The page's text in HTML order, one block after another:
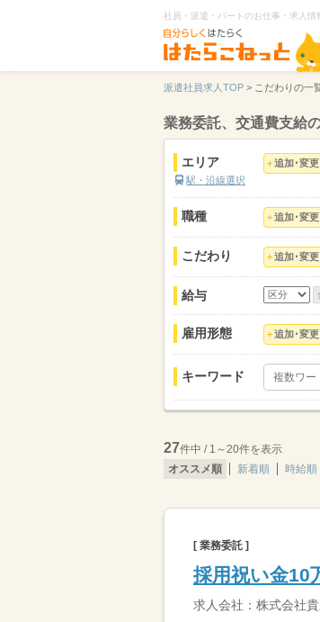
社員・派遣・パートのお仕事・求人情
派遣社員求人TOP > こだわりの一
業務委託、交通費支給
エリア
駅・沿線選択
追加･変更
職種 追加･変更
こだわり 追加･変更
給与
雇用形態 追加･変更
キーワード
27件中 / 1～20件を表示
オススメ順
新着順 時給順
[ 業務委託 ]
採用祝い金10
求人会社：株式会社